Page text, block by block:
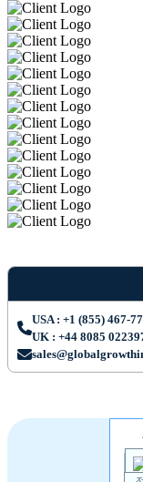
USA : +1 (855) 467-
UK : +44 8085